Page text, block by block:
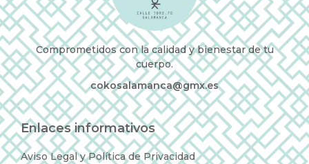
Comprometidos con la calidad y bienestar de tu
cuerpo.
cokosalamanca@gmx.es
Enlaces informativos
Aviso Legal y Política de Privacidad